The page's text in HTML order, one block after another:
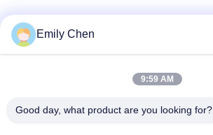
Emily Chen
9:59 AM
Good day, what product are you looking for?